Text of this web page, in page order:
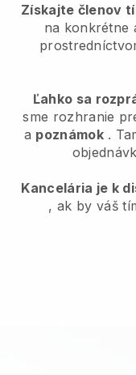
Získajte členov
na konkrétne
Ľahko sa
sme rozhranie
a poznámok.
Kancelária je k
, ak by váš